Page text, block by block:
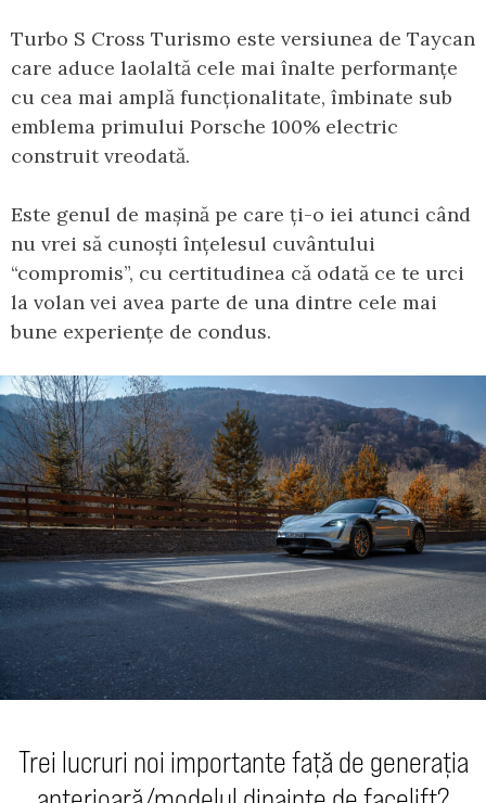
Turbo S Cross Turismo este versiunea de Taycan
care aduce laolaltă cele mai înalte performanțe
cu cea mai amplă funcționalitate, îmbinate sub
emblema primului Porsche 100% electric
construit vreodată.
Este genul de mașină pe care ți-o iei atunci când
nu vrei să cunoști înțelesul cuvântului
“compromis”, cu certitudinea că odată ce te urci
la volan vei avea parte de una dintre cele mai
bune experiențe de condus.
Trei lucruri noi importante față de generația